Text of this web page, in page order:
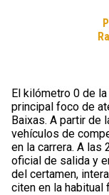
El kilómetro 0 de
principal foco de
Baixas. A partir de
vehículos de
en la carrera. A las
oficial de salida y
del certamen,
citen en la habitual